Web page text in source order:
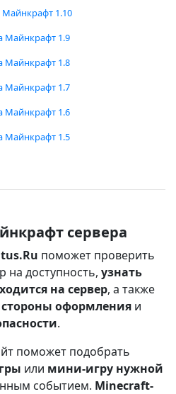
Майнкрафт 1.10
Майнкрафт 1.9
Майнкрафт 1.8
Майнкрафт 1.7
Майнкрафт 1.6
Майнкрафт 1.5
сервера
поможет проверить
на доступность, узнать
на сервер, а также
оформления и
.
поможет подобрать
или мини-игру нужной
событием. Minecraft-